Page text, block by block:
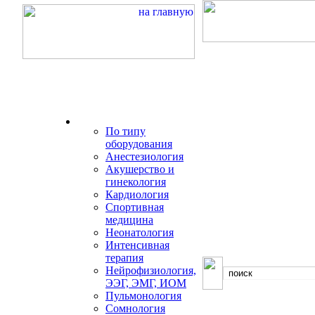
По типу
оборудования
Анестезиология
Акушерство и
гинекология
Кардиология
Спортивная
медицина
Неонатология
Интенсивная
терапия
Нейрофизиология,
ЭЭГ, ЭМГ, ИOM
Пульмонология
Сомнология